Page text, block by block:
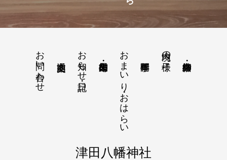
境内の様子
おまいり・おはらい
お知らせ・日記
お問い合わせ
津田八幡神社